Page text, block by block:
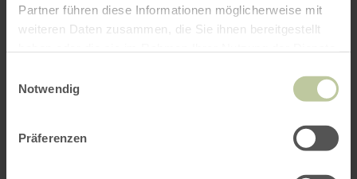
Partner führen diese Informationen möglicherweise mit
weiteren Daten zusammen, die Sie ihnen bereitgestellt
Notwendig
Präferenzen